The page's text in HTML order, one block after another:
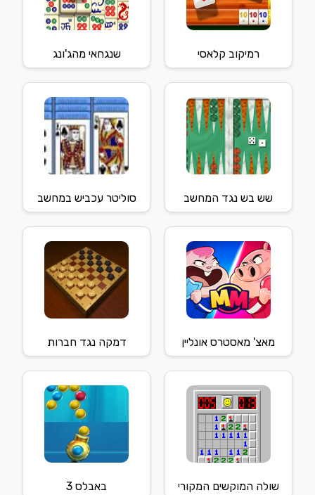
רמיקוב קלאסי שנגחאי מהג'ונג
שש בש נגד המחשב סוליטר עכביש במחשב
מאצ' מאסטרס אונליין דמקה נגד חברות
שולה המוקשים המקורי באבלס 3